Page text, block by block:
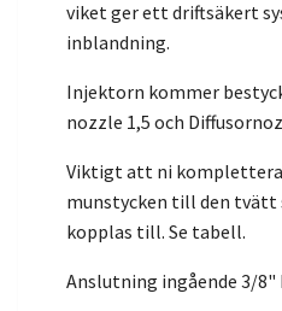
viket ger ett driftsäkert
inblandning.
Injektorn kommer
nozzle 1,5 och
Viktigt att ni
munstycken till den tvätt
kopplas till. Se tabell.
Anslutning ingående 3/8"